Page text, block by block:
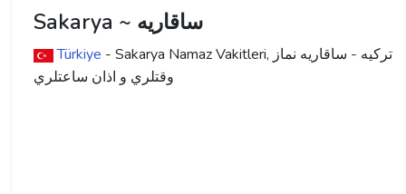
Sakarya ~ ساقاريه
Türkiye - Sakarya Namaz Vakitleri, ترکیه - ساقاريه نماز
وقتلري و اذان ساعتلري